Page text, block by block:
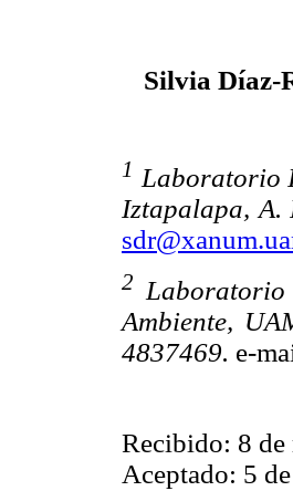
Silvia Díaz-
1 Laboratorio
Iztapalapa, A.
2
Ambiente,
4837469. e-
Recibido: 8 de
Aceptado: 5